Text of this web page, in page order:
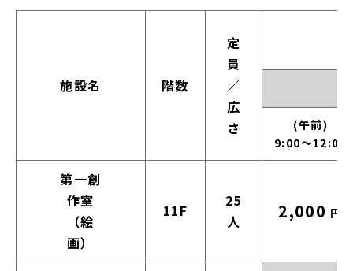
施設名 階数
定員/広さ
定
員
／
広
さ
午前：
(午前)
9:00～12:00
第一創
作室
（絵
画）
11F
25
人
2,000 円